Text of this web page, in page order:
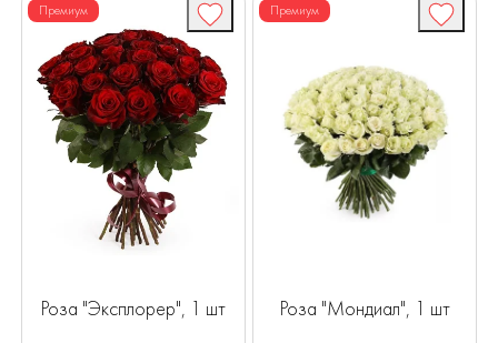
Премиум
Роза "Эксплорер", 1 шт
Премиум
Роза "Мондиал", 1 шт